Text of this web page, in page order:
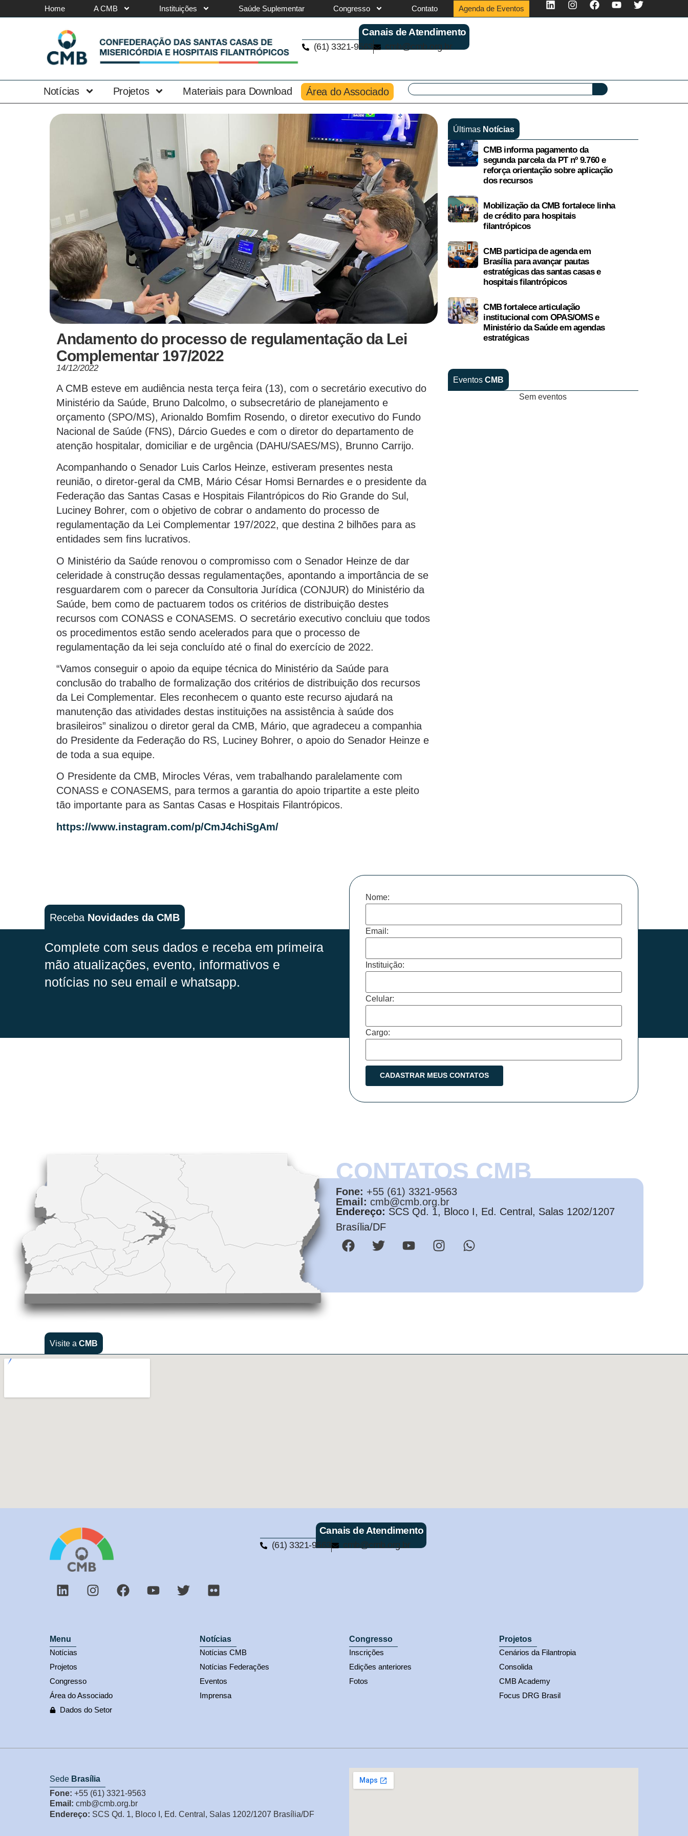
Home A CMB Instituições Saúde Suplementar Congresso Contato Agenda de Eventos
Canais de Atendimento
(61) 3321-9563 cmb@cmb.org.br
Notícias Projetos Materiais para Download Área do Associado
Andamento do processo de regulamentação da Lei
Complementar 197/2022
14/12/2022
A CMB esteve em audiência nesta terça feira (13), com o secretário executivo do
Ministério da Saúde, Bruno Dalcolmo, o subsecretário de planejamento e
orçamento (SPO/MS), Arionaldo Bomfim Rosendo, o diretor executivo do Fundo
Nacional de Saúde (FNS), Dárcio Guedes e com o diretor do departamento de
atenção hospitalar, domiciliar e de urgência (DAHU/SAES/MS), Brunno Carrijo.
Acompanhando o Senador Luis Carlos Heinze, estiveram presentes nesta
reunião, o diretor-geral da CMB, Mário César Homsi Bernardes e o presidente da
Federação das Santas Casas e Hospitais Filantrópicos do Rio Grande do Sul,
Luciney Bohrer, com o objetivo de cobrar o andamento do processo de
regulamentação da Lei Complementar 197/2022, que destina 2 bilhões para as
entidades sem fins lucrativos.
O Ministério da Saúde renovou o compromisso com o Senador Heinze de dar
celeridade à construção dessas regulamentações, apontando a importância de se
resguardarem com o parecer da Consultoria Jurídica (CONJUR) do Ministério da
Saúde, bem como de pactuarem todos os critérios de distribuição destes
recursos com CONASS e CONASEMS. O secretário executivo concluiu que todos
os procedimentos estão sendo acelerados para que o processo de
regulamentação da lei seja concluído até o final do exercício de 2022.
“Vamos conseguir o apoio da equipe técnica do Ministério da Saúde para
conclusão do trabalho de formalização dos critérios de distribuição dos recursos
da Lei Complementar. Eles reconhecem o quanto este recurso ajudará na
manutenção das atividades destas instituições na assistência à saúde dos
brasileiros” sinalizou o diretor geral da CMB, Mário, que agradeceu a companhia
do Presidente da Federação do RS, Luciney Bohrer, o apoio do Senador Heinze e
de toda a sua equipe.
O Presidente da CMB, Mirocles Véras, vem trabalhando paralelamente com
CONASS e CONASEMS, para termos a garantia do apoio tripartite a este pleito
tão importante para as Santas Casas e Hospitais Filantrópicos.
https://www.instagram.com/p/CmJ4chiSgAm/
Últimas Notícias
CMB informa pagamento da
segunda parcela da PT nº 9.760 e
reforça orientação sobre aplicação
dos recursos
Mobilização da CMB fortalece linha
de crédito para hospitais
filantrópicos
CMB participa de agenda em
Brasília para avançar pautas
estratégicas das santas casas e
hospitais filantrópicos
CMB fortalece articulação
institucional com OPAS/OMS e
Ministério da Saúde em agendas
estratégicas
Eventos CMB
Sem eventos
Receba Novidades da CMB
Complete com seus dados e receba em primeira
mão atualizações, evento, informativos e
notícias no seu email e whatsapp.
Nome:
Email:
Instituição:
Celular:
Cargo:
CONTATOS CMB
Fone: +55 (61) 3321-9563
Email: cmb@cmb.org.br
Endereço: SCS Qd. 1, Bloco I, Ed. Central, Salas 1202/1207
Brasília/DF
Visite a CMB
Canais de Atendimento
(61) 3321-9563 cmb@cmb.org.br
Menu
Notícias
Projetos
Congresso
Área do Associado
Dados do Setor
Notícias
Notícias CMB
Notícias Federações
Eventos
Imprensa
Congresso
Inscrições
Edições anteriores
Fotos
Projetos
Cenários da Filantropia
Consolida
CMB Academy
Focus DRG Brasil
Sede Brasília
Fone: +55 (61) 3321-9563
Email: cmb@cmb.org.br
Endereço: SCS Qd. 1, Bloco I, Ed. Central, Salas 1202/1207 Brasília/DF